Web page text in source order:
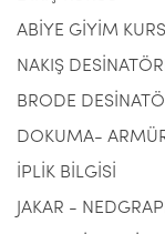
ABİYE GİYİM
NAKIŞ
BRODE
DOKUMA-
İPLİK BİLGİSİ
JAKAR -